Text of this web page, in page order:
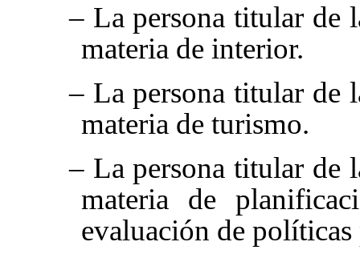
– La persona titular de
materia de interior.
– La persona titular de
materia de turismo.
– La persona titular de
materia de
evaluación de